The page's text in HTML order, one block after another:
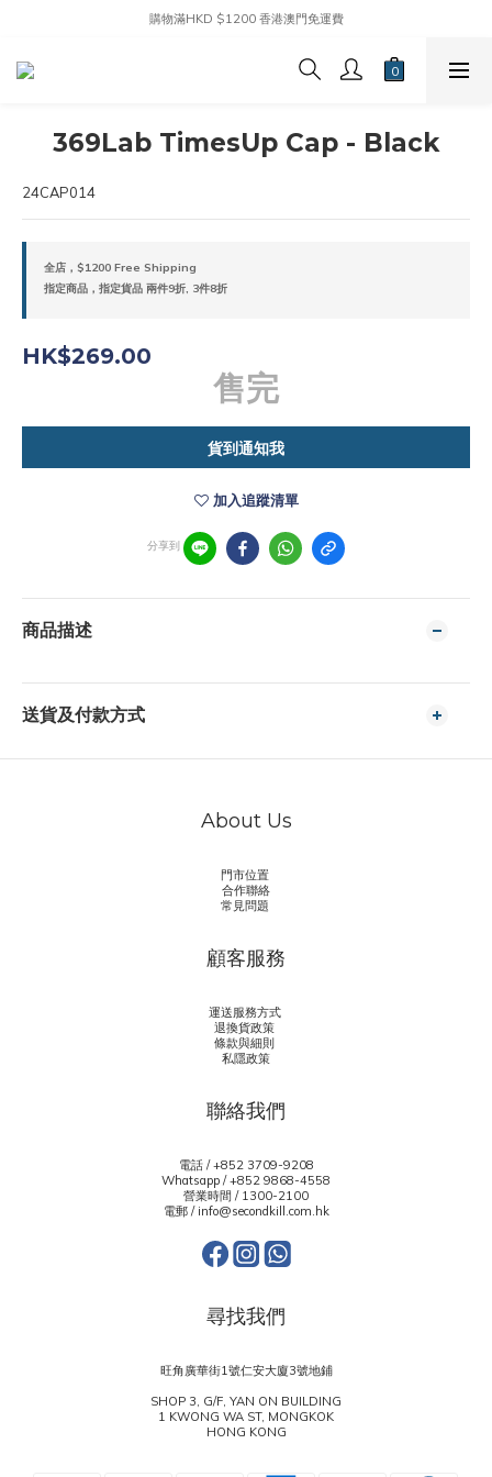
購物滿HKD $1200 香港澳門免運費
369Lab TimesUp Cap - Black
24CAP014
全店，$1200 Free Shipping
指定商品，指定貨品 兩件9折, 3件8折
HK$269.00
售完
貨到通知我
加入追蹤清單
分享到
商品描述
送貨及付款方式
About Us
門市位置
合作聯絡
常見問題
顧客服務
運送服務方式
退換貨政策
條款與細則
私隱政策
聯絡我們
電話 / +852 3709-9208
Whatsapp /+852 9868-4558
營業時間 / 1300-2100
電郵 / info@secondkill.com.hk
尋找我們
旺角廣華街1號仁安大廈3號地鋪
SHOP 3, G/F, YAN ON BUILDING
1 KWONG WA ST, MONGKOK
HONG KONG